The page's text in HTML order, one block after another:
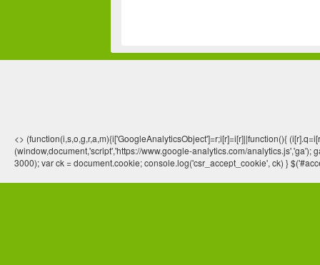
<> (function(i,s,o,g,r,a,m){i['GoogleAnalyticsObject']=r;i[r]=i[r]||function(){
(window,document,'script','https://www.google-analytics.com/
3000); var ck = document.cookie; console.log('csr_accept_cookie', ck) }